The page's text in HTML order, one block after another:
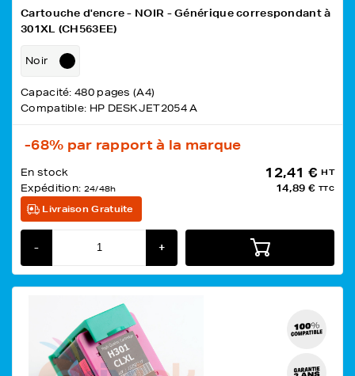
Cartouche d'encre - NOIR - Générique correspondant à
301XL (CH563EE)
Noir
Capacité: 480 pages (A4)
Compatible: HP DESKJET2054 A
-68% par rapport à la marque
En stock
Expédition: 24/48h
12,41 € HT
14,89 € TTC
Livraison Gratuite
- +